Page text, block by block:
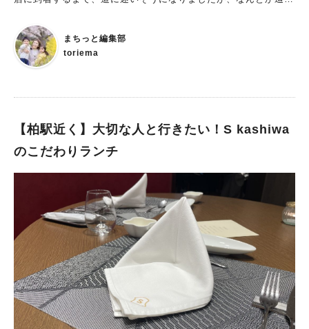
は、お店から少し離れた場所にあります。 駐車できる台数は3
台。 満車の場合は別の場所を案内してくださるそうです。 お
店の雰囲気は？ お店の雰囲気ですが、落ち着いてゆっくり過ご
文 メニューは週ごとに変わるそうです。 訪れた週は、馬刺し定
た。 悩みに悩んで、グリーンカレーを選択！ グリーンカレーに
は、前菜のサラダと唐揚げ、舞茸の天ぷら、お味噌汁がついてい
は初めてのグリーンカレーだったそうで、想像以上の美味しさに
びっくりしていました。 辛さもちょうど良く、食べやすかった
です。 舞茸の天ぷらも揚げたてで、とても美味しくいただきま
した。 久しぶりに夫婦の時間を楽しみました 夫婦で久しぶり
のランチ。 子どもがいない貴重な時間でしたので、ランチは美
味しいところにしたい！と前々から目星を付けていた食堂果樹さ
んへ。 期待通り美味しいランチをいただけて、嬉しかったで
まちっと編集部
toriema
【柏駅近く】大切な人と行きたい！S kashiwa
のこだわりランチ